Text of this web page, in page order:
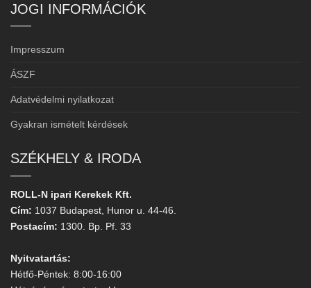
JOGI INFORMÁCIÓK
Impresszum
ÁSZF
Adatvédelmi nyilatkozat
Gyakran ismételt kérdések
SZÉKHELY & IRODA
ROLL-N ipari Kerekek Kft.
Cím: 1037 Budapest, Hunor u. 44-46.
Postacím: 1300. Bp. Pf. 33
Nyitvatartás:
Hétfő-Péntek: 8:00-16:00